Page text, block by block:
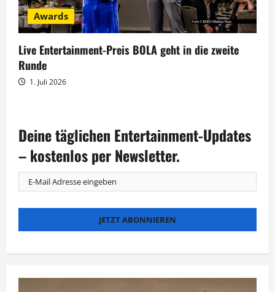
Awards
Live Entertainment-Preis BOLA geht in die zweite
Runde
1. Juli 2026
Deine täglichen Entertainment-Updates
– kostenlos per Newsletter.